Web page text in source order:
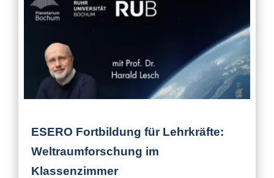
ESERO Fortbildung für Lehrkräfte:
Weltraumforschung im
Klassenzimmer